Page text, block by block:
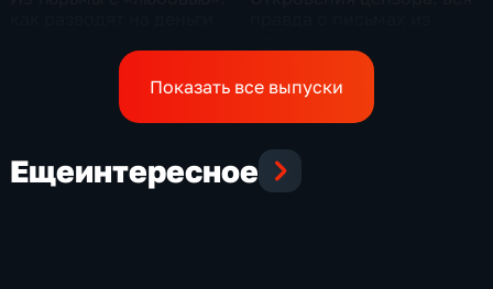
Показать все выпуски
Ещеинтересное